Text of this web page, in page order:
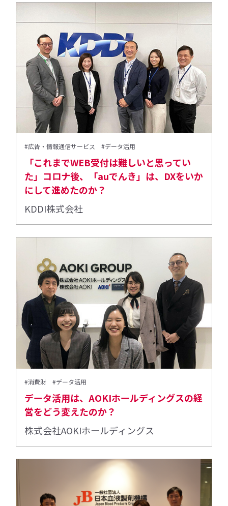
#広告・情報通信サービス #データ活用
「これまでWEB受付は難しいと思ってい
た」コロナ後、「auでんき」は、DXをいか
にして進めたのか？
KDDI株式会社
#消費財 #データ活用
データ活用は、AOKIホールディングスの経
営をどう変えたのか？
株式会社AOKIホールディングス